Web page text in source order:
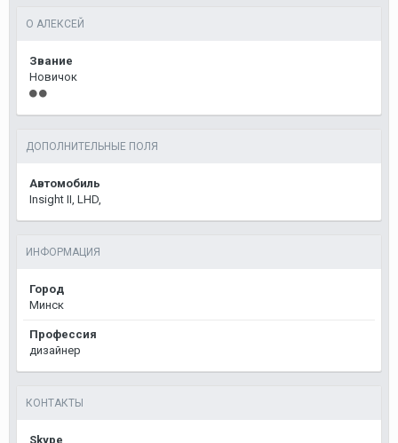
О АЛЕКСЕЙ
Звание
Новичок
ДОПОЛНИТЕЛЬНЫЕ ПОЛЯ
Автомобиль
Insight II, LHD,
ИНФОРМАЦИЯ
Город
Минск
Профессия
дизайнер
КОНТАКТЫ
Skype